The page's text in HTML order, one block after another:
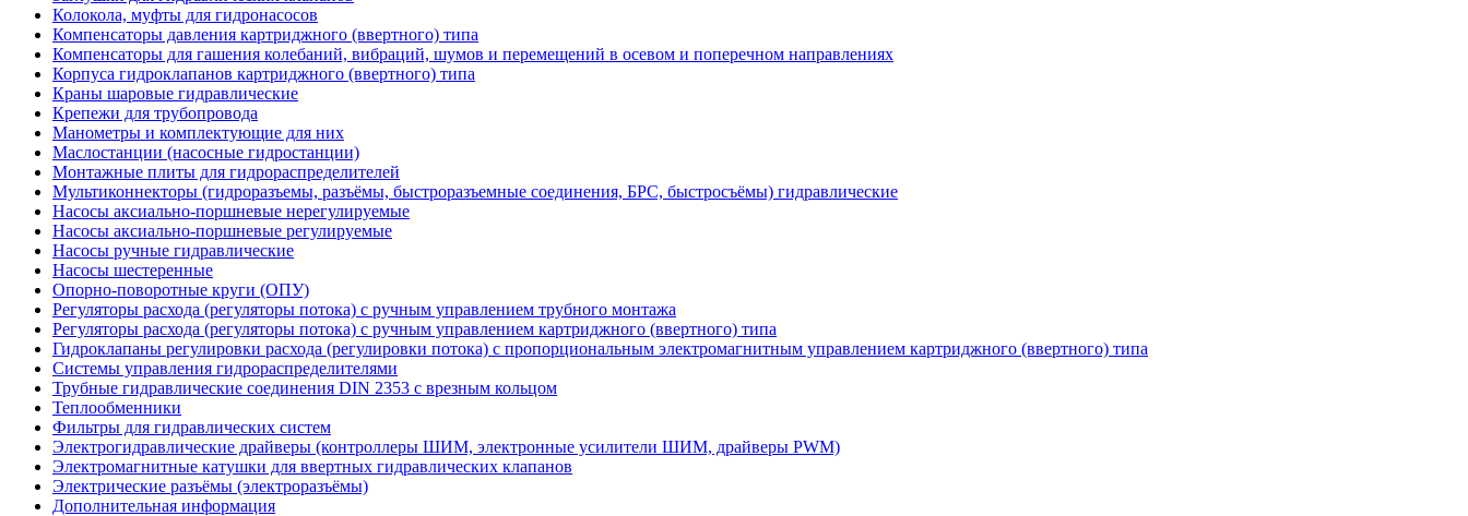
Колокола, муфты для гидронасосов
Компенсаторы давления картриджного (ввертного) типа
Компенсаторы для гашения колебаний, вибраций, шумов и перемещений в осевом и поперечном направлениях
Корпуса гидроклапанов картриджного (ввертного) типа
Краны шаровые гидравлические
Крепежи для трубопровода
Манометры и комплектующие для них
Маслостанции (насосные гидростанции)
Монтажные плиты для гидрораспределителей
Мультиконнекторы (гидроразъемы, разъёмы, быстроразъемные соединения, БРС, быстросъёмы) гидравлические
Насосы аксиально-поршневые нерегулируемые
Насосы аксиально-поршневые регулируемые
Насосы ручные гидравлические
Насосы шестеренные
Опорно-поворотные круги (ОПУ)
Регуляторы расхода (регуляторы потока) с ручным управлением трубного монтажа
Регуляторы расхода (регуляторы потока) с ручным управлением картриджного (ввертного) типа
Гидроклапаны регулировки расхода (регулировки потока) с пропорциональным электромагнитным управлением картриджного (ввертного) типа
Системы управления гидрораспределителями
Трубные гидравлические соединения DIN 2353 с врезным кольцом
Теплообменники
Фильтры для гидравлических систем
Электрогидравлические драйверы (контроллеры ШИМ, электронные усилители ШИМ, драйверы PWM)
Электромагнитные катушки для ввертных гидравлических клапанов
Электрические разъёмы (электроразъёмы)
Дополнительная информация